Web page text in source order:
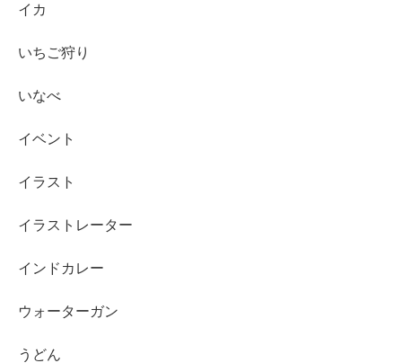
イカ
いちご狩り
いなべ
イベント
イラスト
イラストレーター
インドカレー
ウォーターガン
うどん